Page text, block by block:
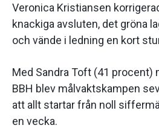
Veronica Kristiansen
knackiga avsluten, det gröna
och vände i ledning en kort
Med Sandra Toft (41 procent)
BBH blev målvaktskampen
att allt startar från noll
en vecka.